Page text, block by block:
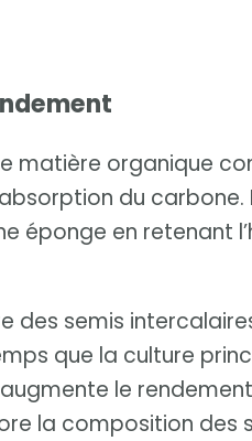
matière organique
du carbone.
éponge en retenant
des semis
que la culture
le
la composition des